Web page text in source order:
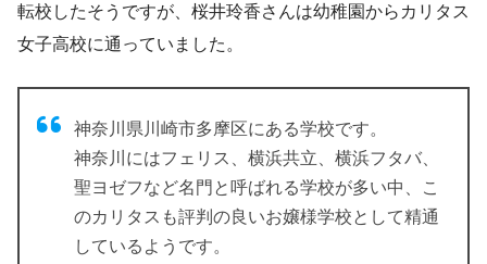
転校したそうですが、桜井玲香さんは幼稚園からカリタス
女子高校に通っていました。
神奈川県川崎市多摩区にある学校です。
神奈川にはフェリス、横浜共立、横浜フタバ、
聖ヨゼフなど名門と呼ばれる学校が多い中、こ
のカリタスも評判の良いお嬢様学校として精通
しているようです。